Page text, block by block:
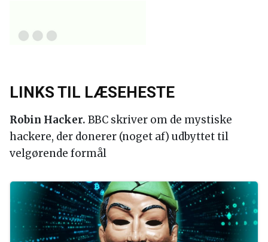
LINKS TIL LÆSEHESTE
Robin Hacker. BBC skriver om de mystiske
hackere, der donerer (noget af) udbyttet til
velgørende formål